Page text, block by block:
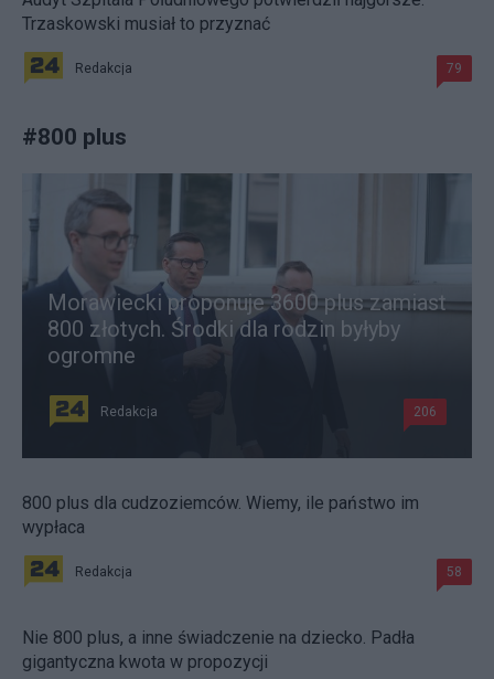
Trzaskowski musiał to przyznać
Redakcja 79
#800 plus
Morawiecki proponuje 3600 plus zamiast
800 złotych. Środki dla rodzin byłyby
ogromne
Redakcja 206
800 plus dla cudzoziemców. Wiemy, ile państwo im
wypłaca
Redakcja 58
Nie 800 plus, a inne świadczenie na dziecko. Padła
gigantyczna kwota w propozycji